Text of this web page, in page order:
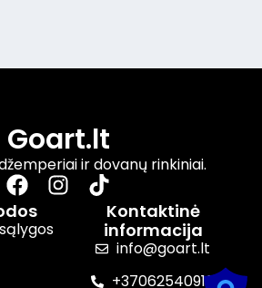
Goart.lt
ir dovanų rinkiniai.
Kontaktinė
informacija
info@goart.lt
+37062540910